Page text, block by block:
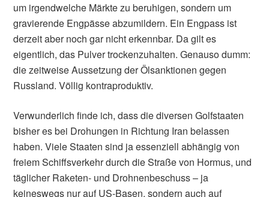
um irgendwelche Märkte zu beruhigen, sondern um
gravierende Engpässe abzumildern. Ein Engpass ist
derzeit aber noch gar nicht erkennbar. Da gilt es
eigentlich, das Pulver trockenzuhalten. Genauso dumm:
die zeitweise Aussetzung der Ölsanktionen gegen
Russland. Völlig kontraproduktiv.
Verwunderlich finde ich, dass die diversen Golfstaaten
bisher es bei Drohungen in Richtung Iran belassen
haben. Viele Staaten sind ja essenziell abhängig von
freiem Schiffsverkehr durch die Straße von Hormus, und
täglicher Raketen- und Drohnenbeschuss – ja
keineswegs nur auf US-Basen, sondern auch auf